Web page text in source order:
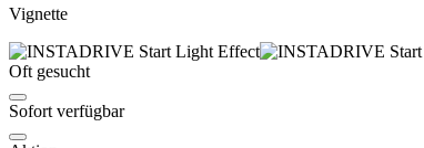
Vignette
Oft gesucht
Sofort verfügbar